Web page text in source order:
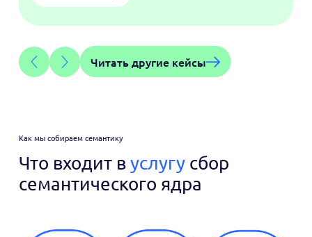
Читать другие кейсы
Как мы собираем семантику
Что входит вуслугу сбор
семантического ядра